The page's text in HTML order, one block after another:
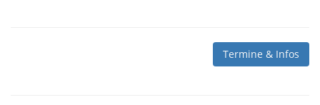
Termine & Infos